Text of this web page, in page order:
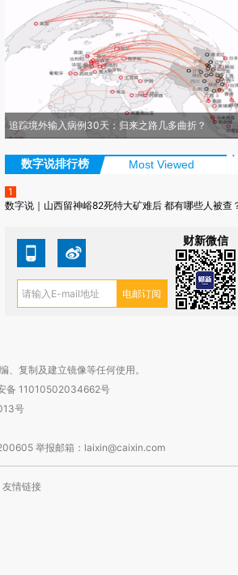
追踪境外输入病例30天：归来之路几多曲折？
数字说排行榜 Most Viewed
1
数字说｜山西留神峪82死特大矿难后 都有哪些人被查
财新微信
复制及建立镜像等任何使用。
备 11010502034662号
号
举报邮箱：laixin@caixin.com
友情链接